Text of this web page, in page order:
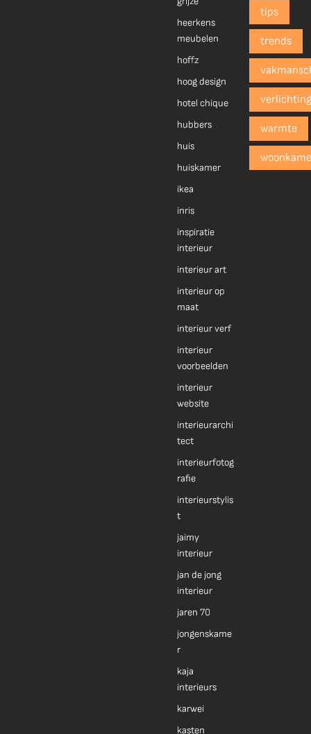
heerkens
meubelen
hoffz
hoog design
hotel chique
hubbers
huis
huiskamer
ikea
inris
inspiratie
interieur
interieur art
interieur op
maat
interieur verf
interieur
voorbeelden
interieur
website
interieurarchi
tect
interieurfotog
rafie
interieurstylis
t
jaimy
interieur
jan de jong
interieur
jaren 70
jongenskame
r
kaja
interieurs
karwei
kasten
tips
trends
warmte